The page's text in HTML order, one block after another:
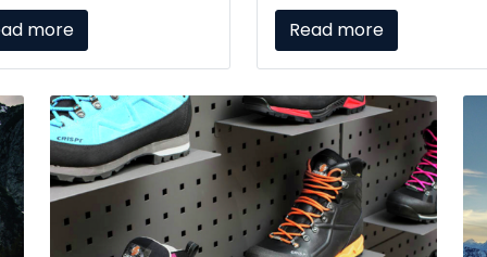
komfortabel.
more
kan ha stor betydning
opplevelsen. For
gir jakta gode
å samle flere
produktkategorier
tydelig sesongbehov.
Read more